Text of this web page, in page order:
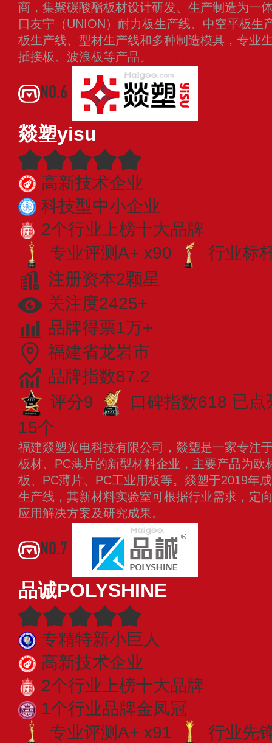
商，集聚碳酸酯板材设计研发、生产制造为一
口友宁（UNION）耐力板生产线、中空平板生
板生产线、型材生产线和多种制造模具，专业
插接板、波浪板等产品。
NO.6
燚塑yisu
高新技术企业
科技型中小企业
2个行业上榜十大品牌
专业评测A+ x90
行业标
注册资本2颗星
关注度2425+
品牌得票1万+
福建省龙岩市
品牌指数87.2
评分9
口碑指数618 已点
15个
福建燚塑光电科技有限公司，燚塑是一家专注
板材、PC薄片的新型材料企业，主要产品为欧
板、PC薄片、PC工业用板等。燚塑于2019年
生产线，其新材料实验室可根据行业需求，定
应用解决方案及研究成果。
NO.7
品诚POLYSHINE
专精特新小巨人
高新技术企业
2个行业上榜十大品牌
1个行业品牌金凤冠
专业评测A+ x91
行业先